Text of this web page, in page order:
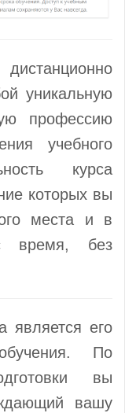
уникальную
профессию
учебного
курса
которых вы
места и в
время, без
является его
По
вы
вашу